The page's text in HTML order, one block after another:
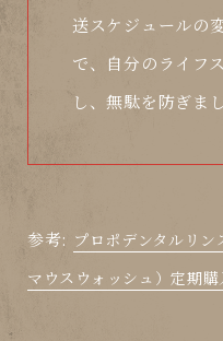
送スケジュールの
で、自分のライフ
し、無駄を防ぎま
参考: プロポデンタルリ
マウスウォッシュ）定期